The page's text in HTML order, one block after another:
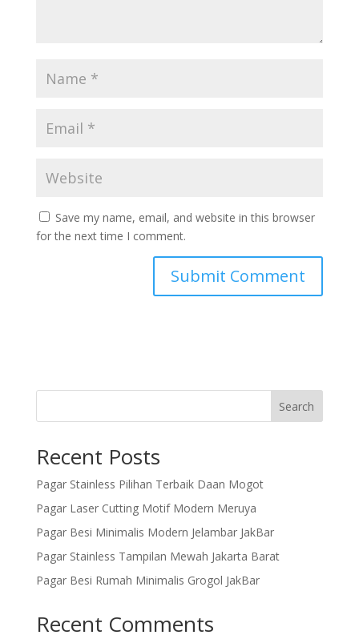
Save my name, email, and website in this browser
for the next time I comment.
Search
Recent Posts
Pagar Stainless Pilihan Terbaik Daan Mogot
Pagar Laser Cutting Motif Modern Meruya
Pagar Besi Minimalis Modern Jelambar JakBar
Pagar Stainless Tampilan Mewah Jakarta Barat
Pagar Besi Rumah Minimalis Grogol JakBar
Recent Comments